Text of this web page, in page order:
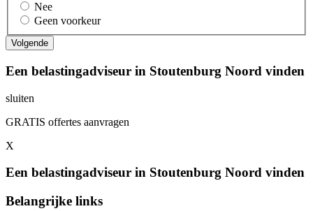
Nee
Geen voorkeur
Een belastingadviseur in Stoutenburg Noord vinden
sluiten
GRATIS offertes aanvragen
X
Een belastingadviseur in Stoutenburg Noord vinden
Belangrijke links